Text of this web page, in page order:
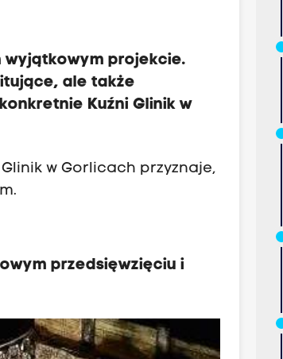
wyjątkowym projekcie.
ale także
Kuźni Glinik w
w Gorlicach przyznaje,
przedsięwzięciu i